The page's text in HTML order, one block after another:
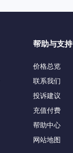
帮助与支持
价格总览
联系我们
投诉建议
充值付费
帮助中心
网站地图